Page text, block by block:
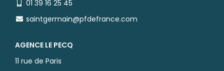
01 39 16 25 45
saintgermain@pfdefrance.com
AGENCE LE PECQ
11 rue de Paris